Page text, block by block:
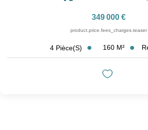
349 000 €
product.price.fees_charges.teaser
4 Pièce(s) 160 M²